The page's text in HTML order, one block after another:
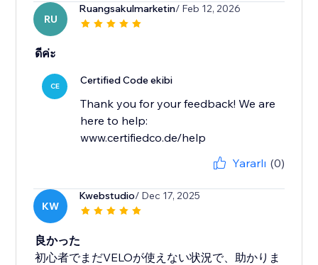
RU
Ruangsakulmarketin/ Feb 12, 2026
ดีค่ะ
CE Certified Code ekibi
Thank you for your feedback! We are
here to help:
www.certifiedco.de/help
Yararlı (0)
KW
Kwebstudio/ Dec 17, 2025
良かった
初心者でまだVELOが使えない状況で、助かりま